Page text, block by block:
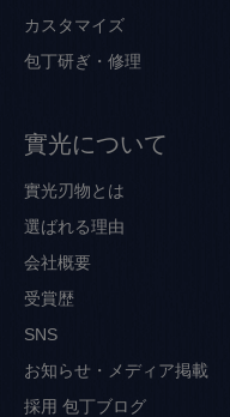
カスタマイズ
包丁研ぎ・修理
實光について
實光刃物とは
選ばれる理由
会社概要
受賞歴
SNS
お知らせ・メディア掲載
採用 包丁ブログ